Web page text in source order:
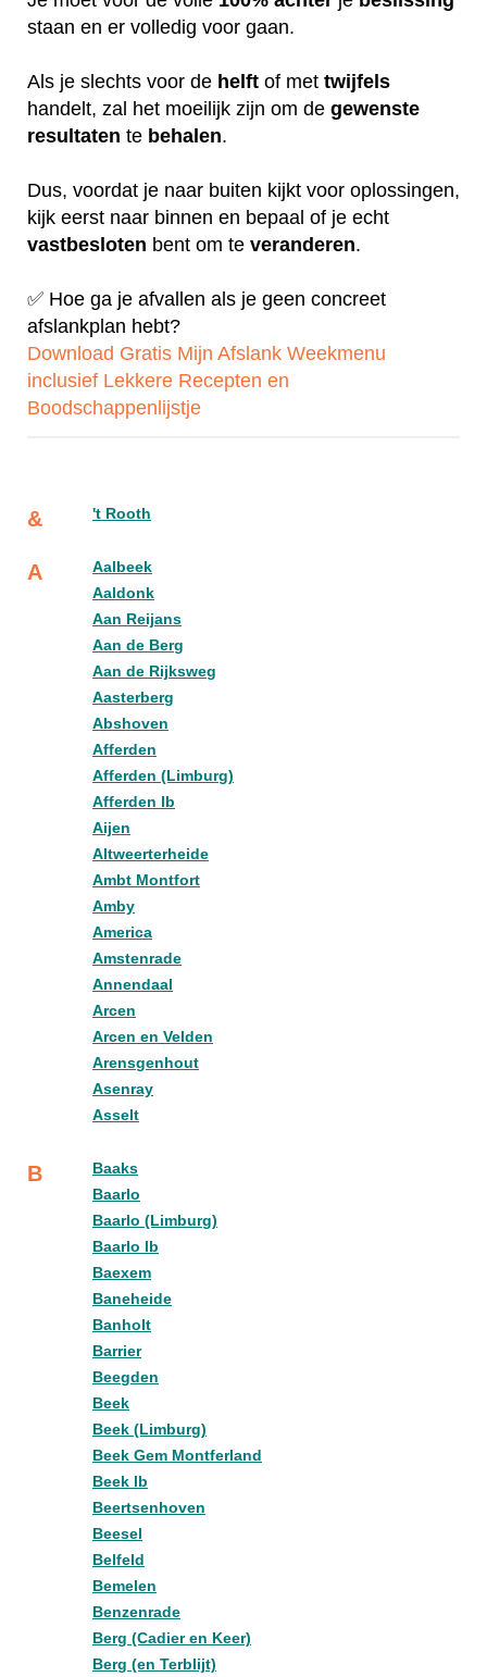
staan en er volledig voor gaan.
Als je slechts voor de helft of met twijfels
handelt, zal het moeilijk zijn om de gewenste
resultaten te behalen.
Dus, voordat je naar buiten kijkt voor oplossingen,
kijk eerst naar binnen en bepaal of je echt
vastbesloten bent om te veranderen.
✅ Hoe ga je afvallen als je geen concreet
afslankplan hebt?
Download Gratis Mijn Afslank Weekmenu
inclusief Lekkere Recepten en
Boodschappenlijstje
& 't Rooth
A
Aalbeek
Aaldonk
Aan Reijans
Aan de Berg
Aan de Rijksweg
Aasterberg
Abshoven
Afferden
Afferden (Limburg)
Afferden lb
Aijen
Altweerterheide
Ambt Montfort
Amby
America
Amstenrade
Annendaal
Arcen
Arcen en Velden
Arensgenhout
Asenray
Asselt
B
Baaks
Baarlo
Baarlo (Limburg)
Baarlo lb
Baexem
Baneheide
Banholt
Barrier
Beegden
Beek
Beek (Limburg)
Beek Gem Montferland
Beek lb
Beertsenhoven
Beesel
Belfeld
Bemelen
Benzenrade
Berg (Cadier en Keer)
Berg (en Terblijt)